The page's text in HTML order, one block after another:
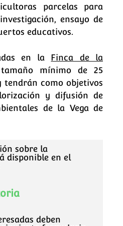
parcelas para
ensayo de
educativos.
en la Finca de la
mínimo de 25
tendrán como objetivos
y difusión de
de la Vega de
sobre la
disponible en el
deben